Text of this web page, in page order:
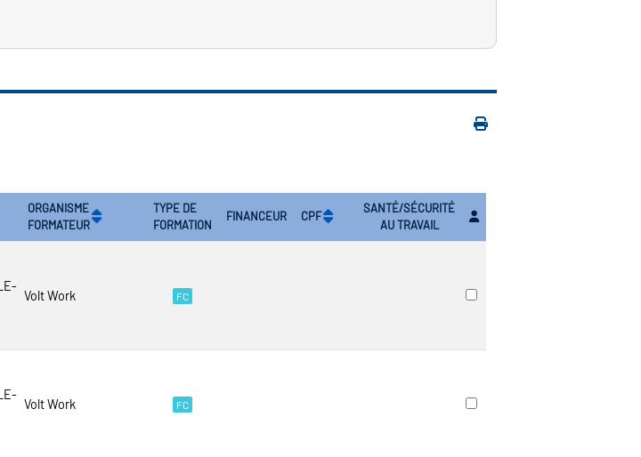
ORGANISME
FORMATEUR
TYPE DE
FORMATION
FINANCEUR CPF
SANTÉ/SÉCURITÉ
AU TRAVAIL
Volt Work FC
Volt Work FC